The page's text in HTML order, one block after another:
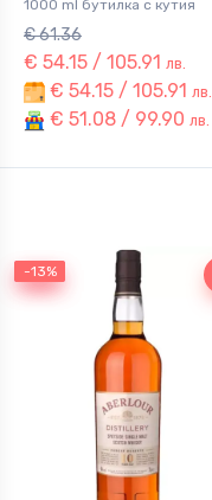
1000 ml бутилка с кутия
€ 61.36
€ 54.15 / 105.91 лв.
€ 54.15 / 105.91 лв.
€ 51.08 / 99.90 лв.
-13%
-13%